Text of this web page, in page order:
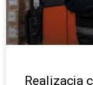
Realizacja